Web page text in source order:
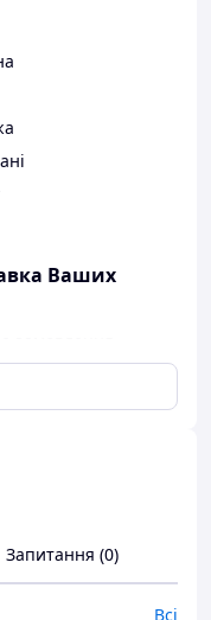
Ваших
замовлення
вручну
Україні.
який регіон
вже завтра.
Запитання (0)
Всі